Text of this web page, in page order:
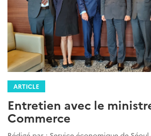
ARTICLE
Entretien avec le
Commerce